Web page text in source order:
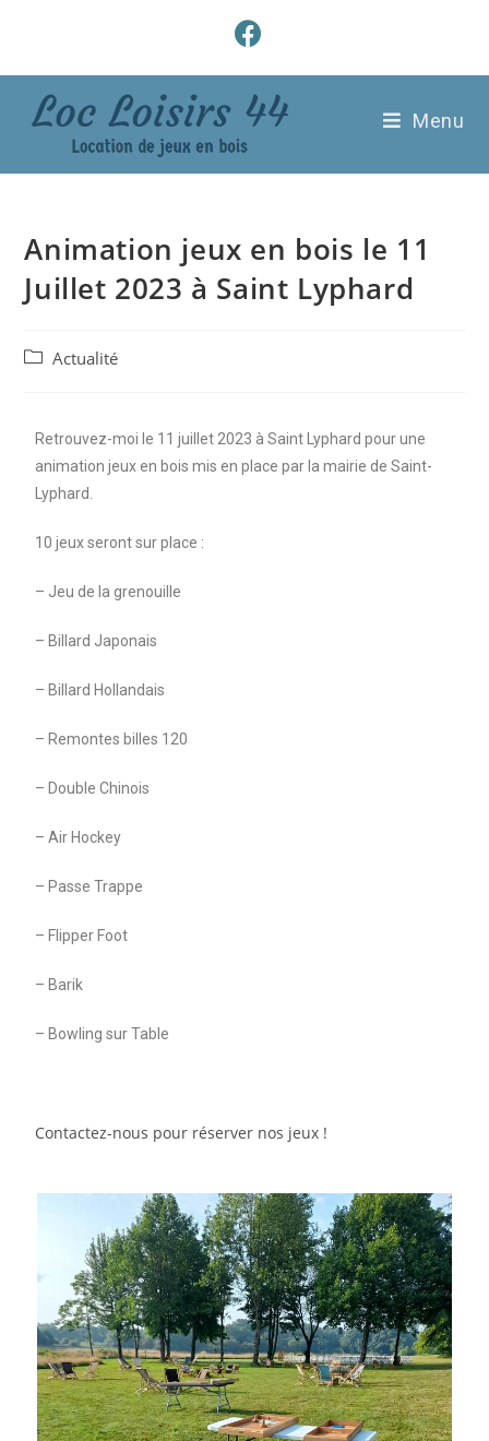
Menu
Animation jeux en bois le 11
Juillet 2023 à Saint Lyphard
Actualité
Retrouvez-moi le 11 juillet 2023 à Saint Lyphard pour une
animation jeux en bois mis en place par la mairie de Saint-
Lyphard.
10 jeux seront sur place :
– Jeu de la grenouille
– Billard Japonais
– Billard Hollandais
– Remontes billes 120
– Double Chinois
– Air Hockey
– Passe Trappe
– Flipper Foot
– Barik
– Bowling sur Table
Contactez-nous pour réserver nos jeux !